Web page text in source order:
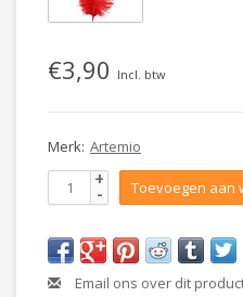
€3,90 Incl. btw
Merk: Artemio
+
- Toevoegen aan
Email ons over dit